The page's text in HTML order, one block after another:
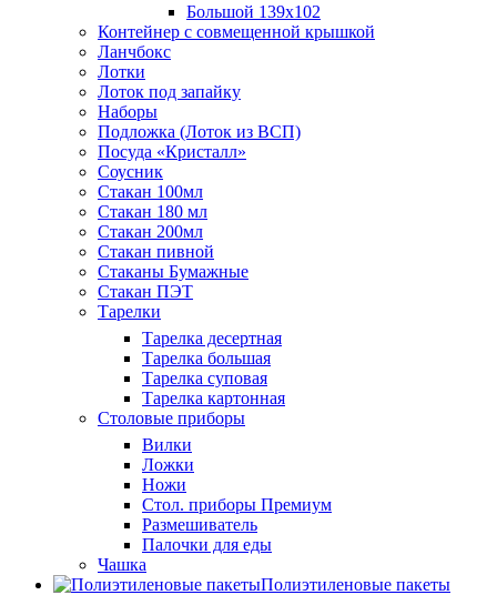
Большой 139х102
Контейнер с совмещенной крышкой
Ланчбокс
Лотки
Лоток под запайку
Наборы
Подложка (Лоток из ВСП)
Посуда «Кристалл»
Соусник
Стакан 100мл
Стакан 180 мл
Стакан 200мл
Стакан пивной
Стаканы Бумажные
Стакан ПЭТ
Тарелки
Тарелка десертная
Тарелка большая
Тарелка суповая
Тарелка картонная
Столовые приборы
Вилки
Ложки
Ножи
Стол. приборы Премиум
Размешиватель
Палочки для еды
Чашка
Полиэтиленовые пакеты